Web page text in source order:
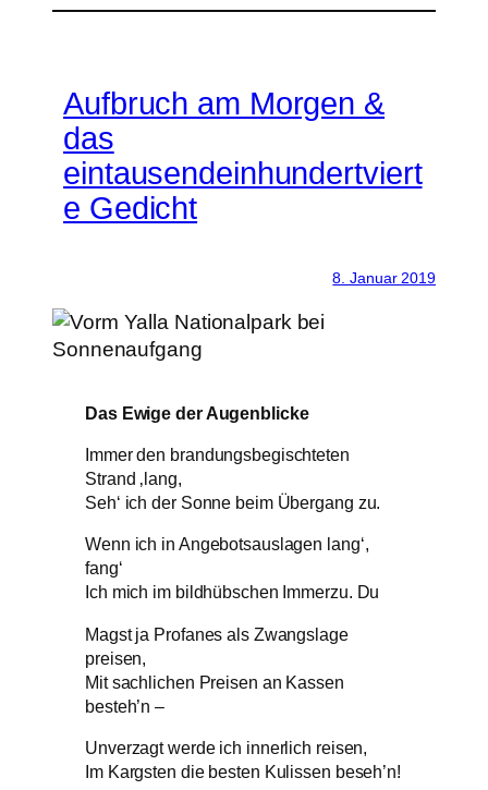
Aufbruch am Morgen &
das
eintausendeinhundertviert
e Gedicht
8. Januar 2019
Das Ewige der Augenblicke
Immer den brandungsbegischteten
Strand ‚lang,
Seh‘ ich der Sonne beim Übergang zu.
Wenn ich in Angebotsauslagen lang‘,
fang‘
Ich mich im bildhübschen Immerzu. Du
Magst ja Profanes als Zwangslage
preisen,
Mit sachlichen Preisen an Kassen
besteh’n –
Unverzagt werde ich innerlich reisen,
Im Kargsten die besten Kulissen beseh’n!